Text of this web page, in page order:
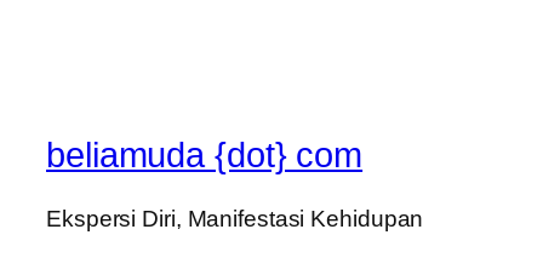
beliamuda {dot} com
Ekspersi Diri, Manifestasi Kehidupan